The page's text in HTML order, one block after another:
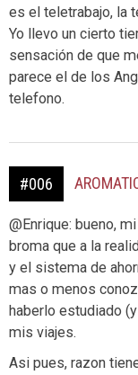
es el teletrabajo, la
Yo llevo un cierto
sensación de que
parece el de los
telefono.
#006
@Enrique: bueno,
broma que a la
y el sistema de
mas o menos
haberlo estudiado
mis viajes.
Asi pues, razon